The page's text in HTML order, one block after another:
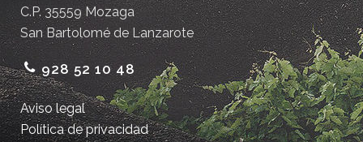
C.P. 35559 Mozaga
San Bartolomé de Lanzarote
928 52 10 48
Aviso legal
Política de privacidad